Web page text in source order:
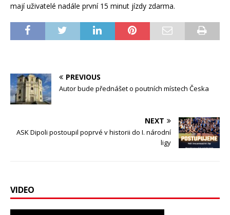
mají uživatelé nadále první 15 minut jízdy zdarma.
PREVIOUS
Autor bude přednášet o poutních místech Česka
NEXT
ASK Dipoli postoupil poprvé v historii do I. národní
ligy
VIDEO